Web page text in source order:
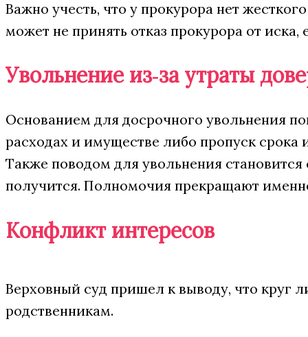
Важно учесть, что у прокурора нет
может не принять отказ прокурора от
Увольнение из‑за утраты
Основанием для досрочного увольнения
расходах и имуществе либо пропуск
Также поводом для увольнения
получится. Полномочия прекращают
Конфликт интересов
Верховный суд пришел к выводу, что круг
родственникам.